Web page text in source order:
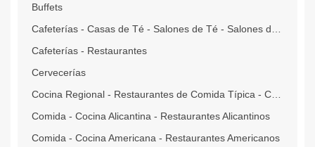
Buffets
Cafeterías - Restaurantes
Cervecerías
Comida - Cocina Alicantina - Restaurantes Alicantinos
Comida - Cocina Americana - Restaurantes Americanos